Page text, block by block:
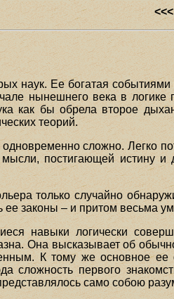
<<<
наук. Ее богатая
нынешнего века в логике
как бы обрела второе
теорий.
одновременно сложно. Легко
постигающей истину
только случайно
законы – и притом весьма
навыки логически
Она высказывает об
К тому же основное
сложность первого
само собою